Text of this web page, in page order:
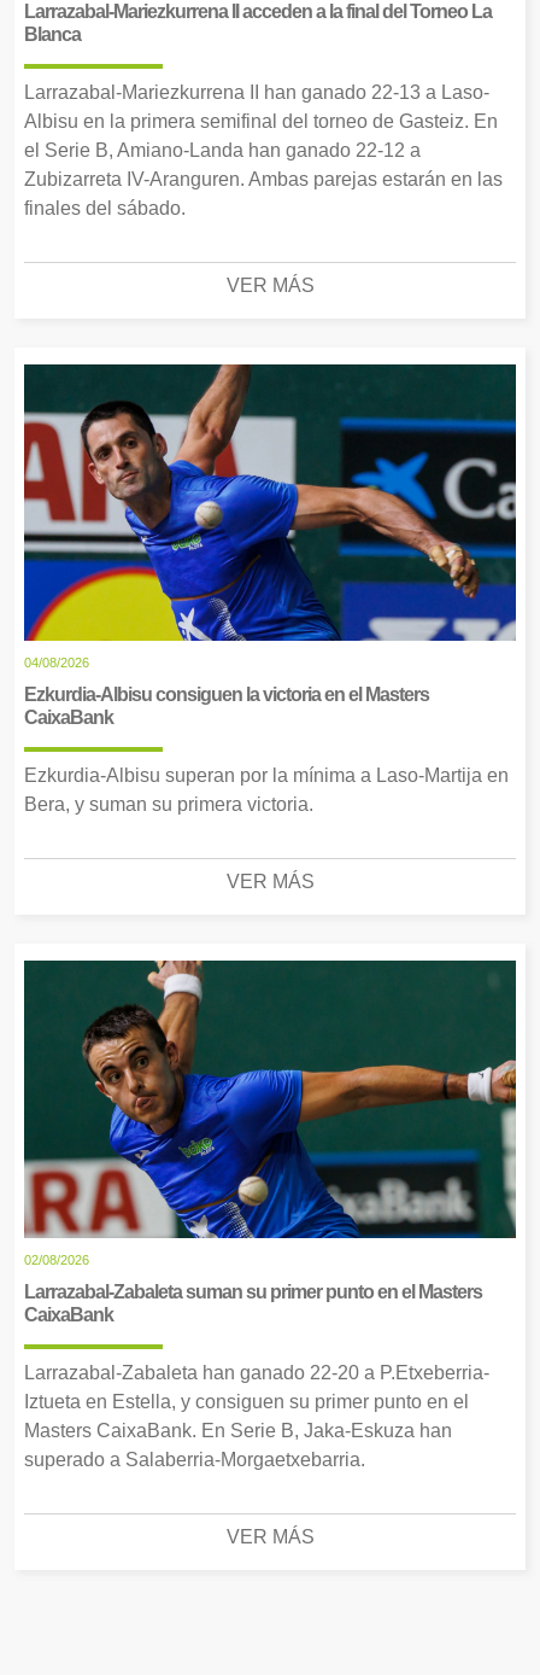
Larrazabal-Mariezkurrena II acceden a la final del Torneo La
Blanca
Larrazabal-Mariezkurrena II han ganado 22-13 a Laso-
Albisu en la primera semifinal del torneo de Gasteiz. En
el Serie B, Amiano-Landa han ganado 22-12 a
Zubizarreta IV-Aranguren. Ambas parejas estarán en las
finales del sábado.
VER MÁS
04/08/2026
Ezkurdia-Albisu consiguen la victoria en el Masters
CaixaBank
Ezkurdia-Albisu superan por la mínima a Laso-Martija en
Bera, y suman su primera victoria.
VER MÁS
02/08/2026
Larrazabal-Zabaleta suman su primer punto en el Masters
CaixaBank
Larrazabal-Zabaleta han ganado 22-20 a P.Etxeberria-
Iztueta en Estella, y consiguen su primer punto en el
Masters CaixaBank. En Serie B, Jaka-Eskuza han
superado a Salaberria-Morgaetxebarria.
VER MÁS